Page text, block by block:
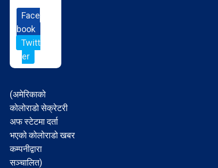
Face
book
Twitt
er
(अमेरिकाको
कोलोराडो सेक्रेटरी
अफ स्टेटमा दर्ता
भएको कोलोराडो खबर
कम्पनीद्वारा
सञ्चालित)